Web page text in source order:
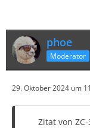
phoe
Moderator
29. Oktober 2024 um
Zitat von ZC-